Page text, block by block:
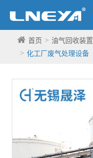
首页 油气回收装置
化工厂废气处理设备